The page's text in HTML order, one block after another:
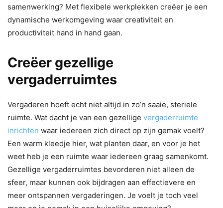
samenwerking? Met flexibele werkplekken creëer je een
dynamische werkomgeving waar creativiteit en
productiviteit hand in hand gaan.
Creëer gezellige
vergaderruimtes
Vergaderen hoeft echt niet altijd in zo’n saaie, steriele
ruimte. Wat dacht je van een gezellige vergaderruimte
inrichten waar iedereen zich direct op zijn gemak voelt?
Een warm kleedje hier, wat planten daar, en voor je het
weet heb je een ruimte waar iedereen graag samenkomt.
Gezellige vergaderruimtes bevorderen niet alleen de
sfeer, maar kunnen ook bijdragen aan effectievere en
meer ontspannen vergaderingen. Je voelt je toch veel